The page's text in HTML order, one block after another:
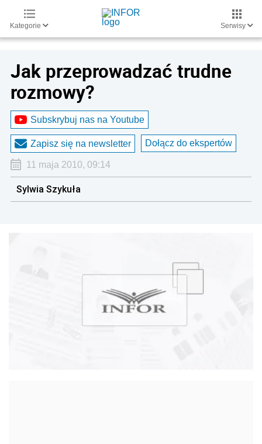
Kategorie Serwisy
Jak przeprowadzać trudne
rozmowy?
Subskrybuj nas na Youtube
Zapisz się na newsletter Dołącz do ekspertów
11 maja 2010, 09:14
Sylwia Szykuła